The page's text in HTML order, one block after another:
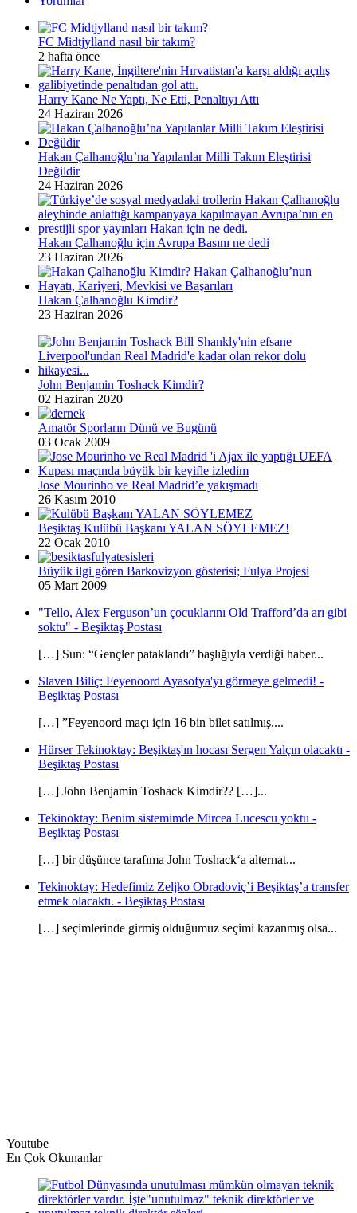
FC Midtjylland nasıl bir takım?
2 hafta önce
Harry Kane Ne Yaptı, Ne Etti, Penaltıyı Attı
24 Haziran 2026
Hakan Çalhanoğlu’na Yapılanlar Milli Takım Eleştirisi
Değildir
24 Haziran 2026
Hakan Çalhanoğlu için Avrupa Basını ne dedi
23 Haziran 2026
Hakan Çalhanoğlu Kimdir?
23 Haziran 2026
John Benjamin Toshack Kimdir?
02 Haziran 2020
Amatör Sporların Dünü ve Bugünü
03 Ocak 2009
Jose Mourinho ve Real Madrid’e yakışmadı
26 Kasım 2010
Beşiktaş Kulübü Başkanı YALAN SÖYLEMEZ!
22 Ocak 2010
Büyük ilgi gören Barkovizyon gösterisi; Fulya Projesi
05 Mart 2009
"Tello, Alex Ferguson’un çocuklarını Old Trafford’da arı gibi
soktu" - Beşiktaş Postası
[…] Sun: “Gençler pataklandı” başlığıyla verdiği haber...
Slaven Biliç: Feyenoord Ayasofya'yı görmeye gelmedi! -
Beşiktaş Postası
[…] ”Feyenoord maçı için 16 bin bilet satılmış....
Hürser Tekinoktay: Beşiktaş'ın hocası Sergen Yalçın olacaktı -
Beşiktaş Postası
[…] John Benjamin Toshack Kimdir?? […]...
Tekinoktay: Benim sistemimde Mircea Lucescu yoktu -
Beşiktaş Postası
[…] bir düşünce tarafıma John Toshack‘a alternat...
Tekinoktay: Hedefimiz Zeljko Obradoviç’i Beşiktaş’a transfer
etmek olacaktı. - Beşiktaş Postası
[…] seçimlerinde girmiş olduğumuz seçimi kazanmış olsa...
Youtube
En Çok Okunanlar